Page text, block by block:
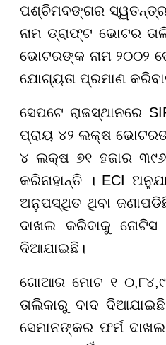
ପଶ୍ଚିମବଙ୍ଗର ସ୍ୱତନ୍ତ୍ର
ନାମ ଡ୍ରାଫ୍ଟ ଭୋଟର
ଭୋଟରଙ୍କ ନାମ ୨୦୦୨
ଯୋଗ୍ୟତା ପ୍ରମାଣ
ସେପଟେ ରାଜସ୍ଥାନରେ
ପ୍ରାୟ ୪୨ ଲକ୍ଷ
୪ ଲକ୍ଷ ୭୧ ହଜାର
କରିନାହାନ୍ତି । ECI
ଅନୁପସ୍ଥିତ ଥିବା
ଦାଖଲ କରିବାକୁ ନୋଟିସ
ଦିଆଯାଇଛି।
ଗୋଆର ମୋଟ ୧
ତାଲିକାରୁ ବାଦ
ସେମାନଙ୍କର ଫର୍ମ